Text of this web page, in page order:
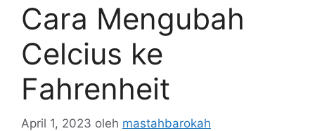
Cara Mengubah
Celcius ke
Fahrenheit
April 1, 2023 oleh mastahbarokah